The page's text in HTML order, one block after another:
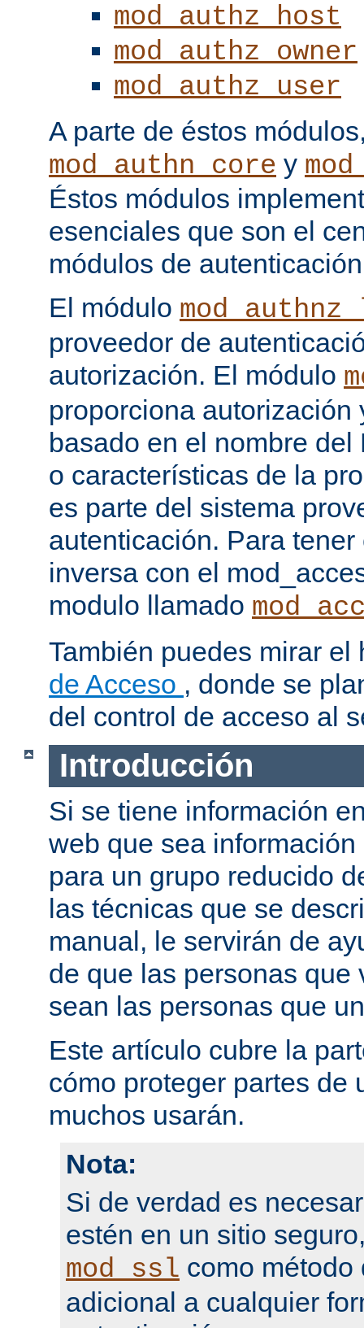
mod_authz_host
mod_authz_owner
mod_authz_user
A parte de éstos
mod_authn_core y
Éstos módulos
esenciales que son el
módulos de
El módulo
proveedor de
autorización. El módulo
proporciona autorización
basado en el nombre
o características de la
es parte del sistema
autenticación. Para
inversa con el
modulo llamado
También puedes mirar
de Acceso , donde se
del control de acceso al
Introducción
Si se tiene información
web que sea
para un grupo reducido
las técnicas que se
manual, le servirán de
de que las personas que
sean las personas que
Este artículo cubre la
cómo proteger partes de
muchos usarán.
Nota:
Si de verdad es
estén en un sitio
mod_ssl como método
adicional a cualquier